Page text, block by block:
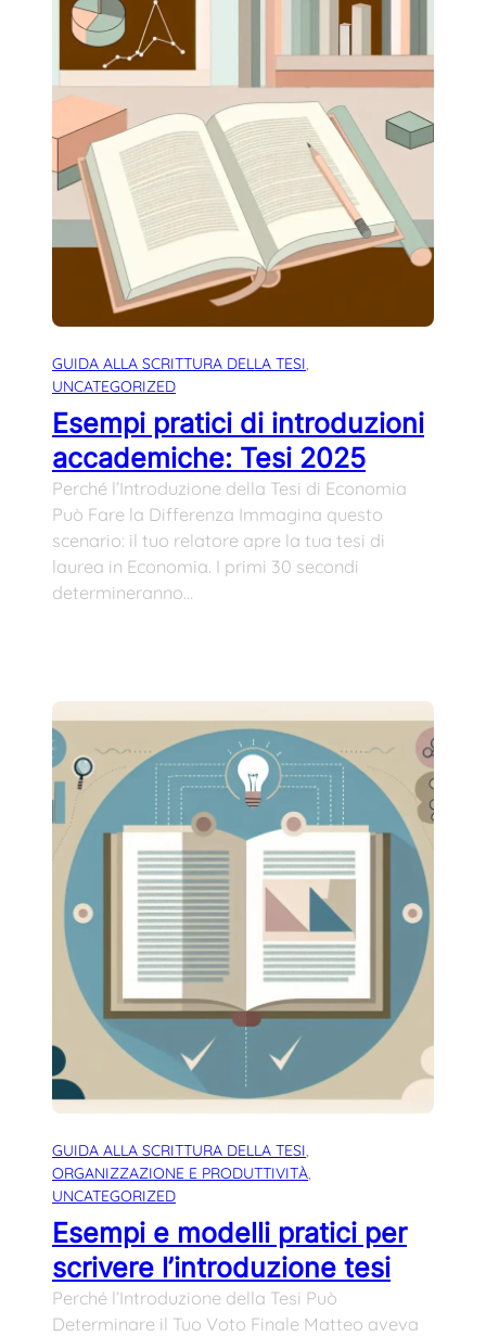
GUIDA ALLA SCRITTURA DELLA TESI
UNCATEGORIZED
Esempi pratici di introduzioni
accademiche: Tesi 2025
Perché l’Introduzione della Tesi di Economia
Può Fare la Differenza Immagina questo
scenario: il tuo relatore apre la tua tesi di
laurea in Economia. I primi 30 secondi
determineranno…
GUIDA ALLA SCRITTURA DELLA TESI
ORGANIZZAZIONE E PRODUTTIVITÀ
UNCATEGORIZED
Esempi e modelli pratici per
scrivere l’introduzione tesi
Perché l’Introduzione della Tesi Può
Determinare il Tuo Voto Finale Matteo aveva